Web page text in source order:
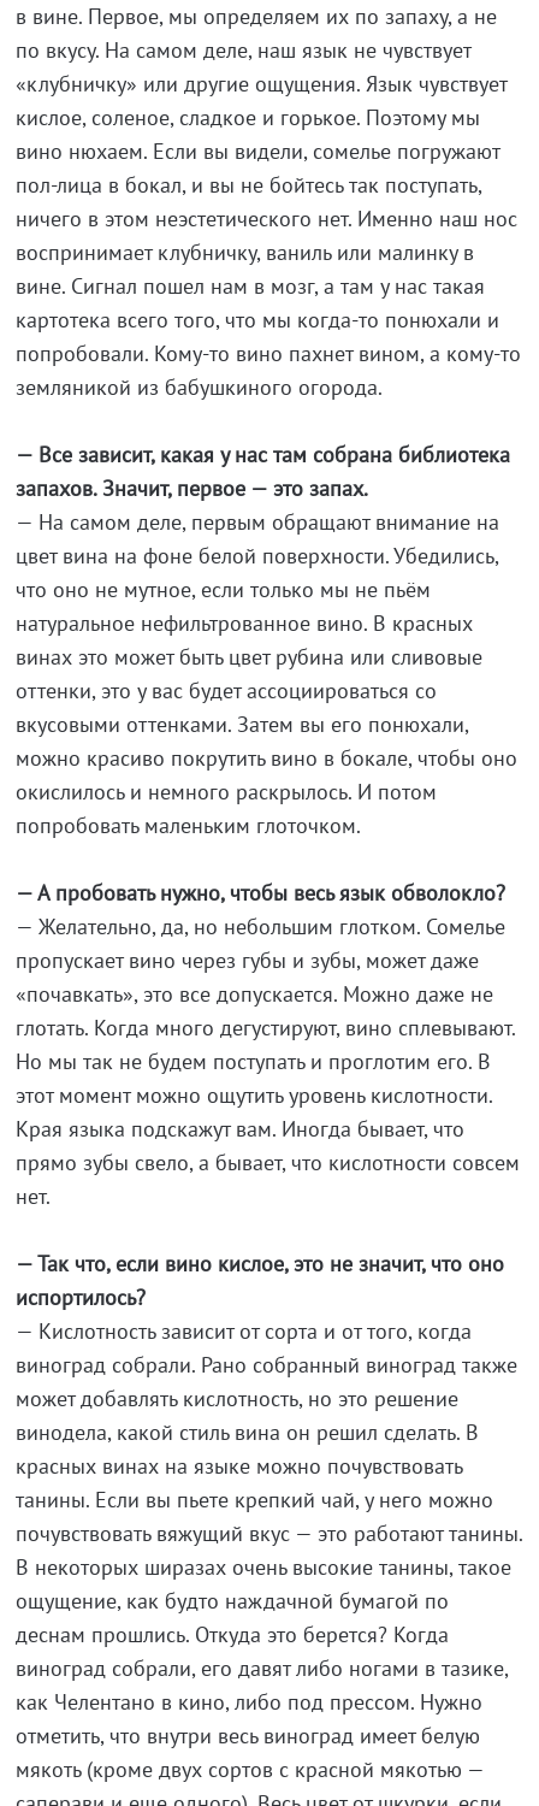
в вине. Первое, мы определяем их по запаху, а не
по вкусу. На самом деле, наш язык не чувствует
«клубничку» или другие ощущения. Язык чувствует
кислое, соленое, сладкое и горькое. Поэтому мы
вино нюхаем. Если вы видели, сомелье погружают
пол-лица в бокал, и вы не бойтесь так поступать,
ничего в этом неэстетического нет. Именно наш нос
воспринимает клубничку, ваниль или малинку в
вине. Сигнал пошел нам в мозг, а там у нас такая
картотека всего того, что мы когда-то понюхали и
попробовали. Кому-то вино пахнет вином, а кому-то
земляникой из бабушкиного огорода.
— Все зависит, какая у нас там собрана библиотека
запахов. Значит, первое — это запах.
— На самом деле, первым обращают внимание на
цвет вина на фоне белой поверхности. Убедились,
что оно не мутное, если только мы не пьём
натуральное нефильтрованное вино. В красных
винах это может быть цвет рубина или сливовые
оттенки, это у вас будет ассоциироваться со
вкусовыми оттенками. Затем вы его понюхали,
можно красиво покрутить вино в бокале, чтобы оно
окислилось и немного раскрылось. И потом
попробовать маленьким глоточком.
— А пробовать нужно, чтобы весь язык обволокло?
— Желательно, да, но небольшим глотком. Сомелье
пропускает вино через губы и зубы, может даже
«почавкать», это все допускается. Можно даже не
глотать. Когда много дегустируют, вино сплевывают.
Но мы так не будем поступать и проглотим его. В
этот момент можно ощутить уровень кислотности.
Края языка подскажут вам. Иногда бывает, что
прямо зубы свело, а бывает, что кислотности совсем
нет.
— Так что, если вино кислое, это не значит, что оно
испортилось?
— Кислотность зависит от сорта и от того, когда
виноград собрали. Рано собранный виноград также
может добавлять кислотность, но это решение
винодела, какой стиль вина он решил сделать. В
красных винах на языке можно почувствовать
танины. Если вы пьете крепкий чай, у него можно
почувствовать вяжущий вкус — это работают танины.
В некоторых ширазах очень высокие танины, такое
ощущение, как будто наждачной бумагой по
деснам прошлись. Откуда это берется? Когда
виноград собрали, его давят либо ногами в тазике,
как Челентано в кино, либо под прессом. Нужно
отметить, что внутри весь виноград имеет белую
мякоть (кроме двух сортов с красной мякотью —